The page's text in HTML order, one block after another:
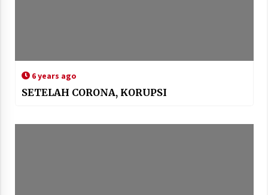
6 years ago
SETELAH CORONA, KORUPSI